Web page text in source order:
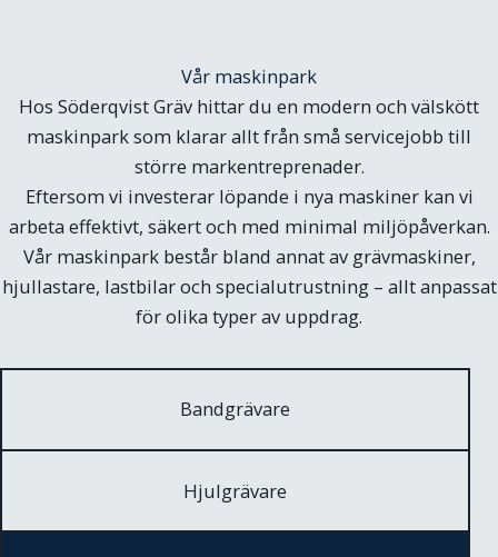
Vår maskinpark
Hos Söderqvist Gräv hittar du en modern och välskött
maskinpark som klarar allt från små servicejobb till
större markentreprenader.
Eftersom vi investerar löpande i nya maskiner kan vi
arbeta effektivt, säkert och med minimal miljöpåverkan.
Vår maskinpark består bland annat av grävmaskiner,
hjullastare, lastbilar och specialutrustning – allt anpassat
för olika typer av uppdrag.
Bandgrävare
Hjulgrävare